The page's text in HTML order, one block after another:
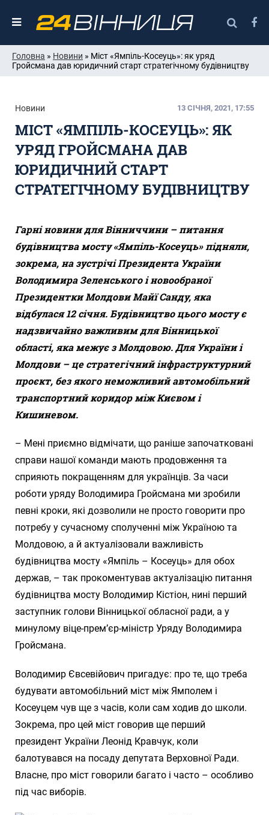
Головна » Новини » Міст «Ямпіль-Косеуць»: як уряд
Гройсмана дав юридичний старт стратегічному будівництву
Новини 13 СІЧНЯ, 2021, 17:55
МІСТ «ЯМПІЛЬ-КОСЕУЦЬ»: ЯК
УРЯД ГРОЙСМАНА ДАВ
ЮРИДИЧНИЙ СТАРТ
СТРАТЕГІЧНОМУ БУДІВНИЦТВУ
Гарні новини для Вінниччини – питання
будівництва мосту «Ямпіль-Косеуць» підняли,
зокрема, на зустрічі Президента України
Володимира Зеленського і новообраної
Президентки Молдови Майї Санду, яка
відбулася 12 січня. Будівництво цього мосту є
надзвичайно важливим для Вінницької
області, яка межує з Молдовою. Для України і
Молдови – це стратегічний інфраструктурний
проєкт, без якого неможливий автомобільний
транспортний коридор між Києвом і
Кишиневом.
– Мені приємно відмічати, що раніше започатковані
справи нашої команди мають продовження та
сприяють покращенням для українців. За часи
роботи уряду Володимира Гройсмана ми зробили
певні кроки, які дозволили не просто говорити про
потребу у сучасному сполученні між Україною та
Молдовою, а й актуалізовали важливість
будівництва мосту «Ямпіль – Косеуць» для обох
держав, – так прокоментував актуалізацію питання
будівництва мосту Володимир Кістіон, нині перший
заступник голови Вінницької обласної ради, а у
минулому віце-прем’єр-міністр Уряду Володимира
Гройсмана.
Володимир Євсевійович пригадує: про те, що треба
будувати автомобільний міст між Ямполем і
Косеуцем чув ще з часів, коли сам ходив до школи.
Зокрема, про цей міст говорив ще перший
президент України Леонід Кравчук, коли
балотувався на посаду депутата Верховної Ради.
Власне, про міст говорили багато і часто – особливо
під час виборів.